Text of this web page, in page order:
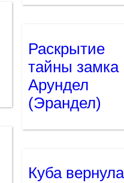
Раскрытие
тайны замка
Арундел
(Эрандел)
Куба